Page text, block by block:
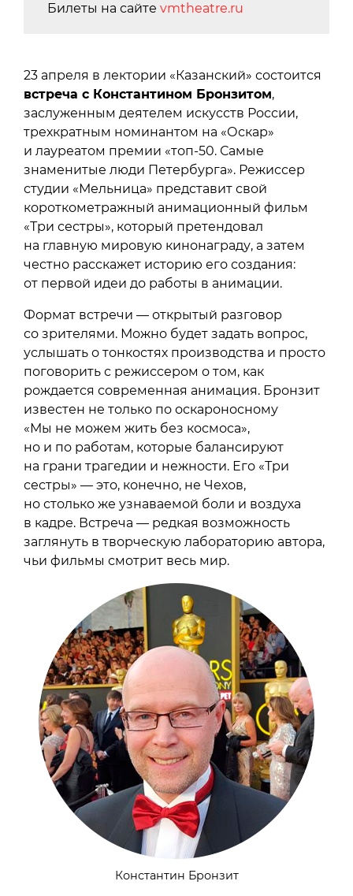
Билеты на сайте vmtheatre.ru
23 апреля в лектории «Казанский» состоится
встреча с Константином Бронзитом,
заслуженным деятелем искусств России,
трехкратным номинантом на «Оскар»
и лауреатом премии «топ-50. Самые
знаменитые люди Петербурга». Режиссер
студии «Мельница» представит свой
короткометражный анимационный фильм
«Три сестры», который претендовал
на главную мировую кинонаграду, а затем
честно расскажет историю его создания:
от первой идеи до работы в анимации.
Формат встречи — открытый разговор
со зрителями. Можно будет задать вопрос,
услышать о тонкостях производства и просто
поговорить с режиссером о том, как
рождается современная анимация. Бронзит
известен не только по оскароносному
«Мы не можем жить без космоса»,
но и по работам, которые балансируют
на грани трагедии и нежности. Его «Три
сестры» — это, конечно, не Чехов,
но столько же узнаваемой боли и воздуха
в кадре. Встреча — редкая возможность
заглянуть в творческую лабораторию автора,
чьи фильмы смотрит весь мир.
Константин Бронзит